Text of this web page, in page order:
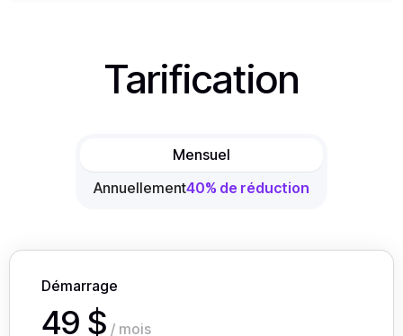
Tarification
Mensuel
Annuellement40% de réduction
Démarrage
49 $ / mois